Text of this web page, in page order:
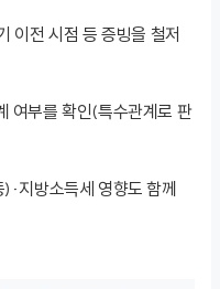
이전 시점 등 증빙을 철저
여부를 확인(특수관계로 판
지방소득세 영향도 함께